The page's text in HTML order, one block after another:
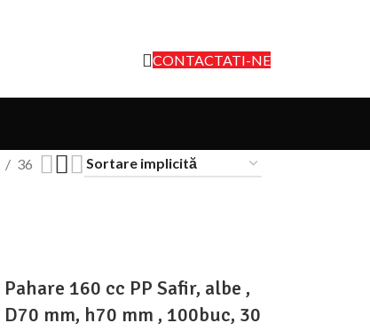
CONTACTATI-NE
36
Pahare 160 cc PP Safir, albe ,
D70 mm, h70 mm , 100buc, 30